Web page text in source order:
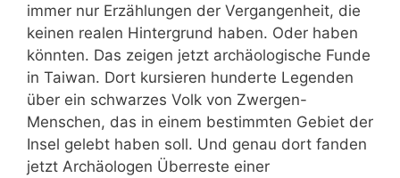
immer nur Erzählungen der Vergangenheit, die
keinen realen Hintergrund haben. Oder haben
könnten. Das zeigen jetzt archäologische Funde
in Taiwan. Dort kursieren hunderte Legenden
über ein schwarzes Volk von Zwergen-
Menschen, das in einem bestimmten Gebiet der
Insel gelebt haben soll. Und genau dort fanden
jetzt Archäologen Überreste einer